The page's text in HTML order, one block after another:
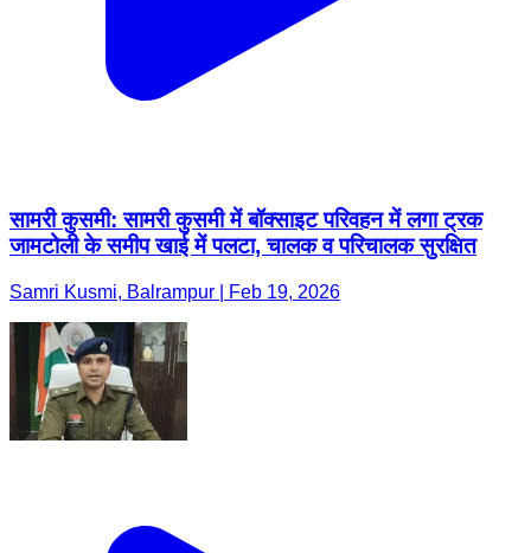
सामरी कुसमी: सामरी कुसमी में बॉक्साइट परिवहन में लगा ट्रक
जामटोली के समीप खाई में पलटा, चालक व परिचालक सुरक्षित
Samri Kusmi, Balrampur | Feb 19, 2026